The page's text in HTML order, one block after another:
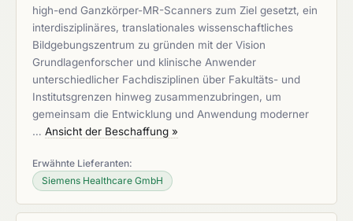
high-end Ganzkörper-MR-Scanners zum Ziel gesetzt, ein
interdisziplinäres, translationales wissenschaftliches
Bildgebungszentrum zu gründen mit der Vision
Grundlagenforscher und klinische Anwender
unterschiedlicher Fachdisziplinen über Fakultäts- und
Institutsgrenzen hinweg zusammenzubringen, um
gemeinsam die Entwicklung und Anwendung moderner
… Ansicht der Beschaffung »
Erwähnte Lieferanten:
Siemens Healthcare GmbH